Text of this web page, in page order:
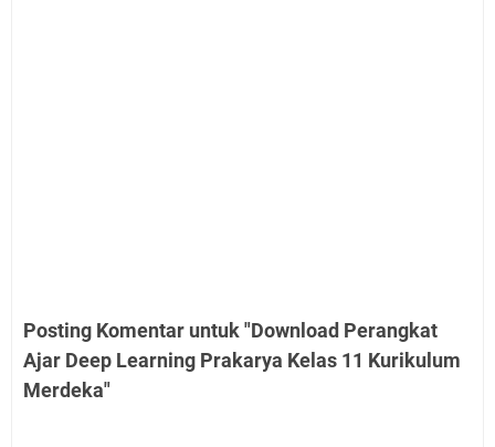
Posting Komentar untuk "Download Perangkat
Ajar Deep Learning Prakarya Kelas 11 Kurikulum
Merdeka"